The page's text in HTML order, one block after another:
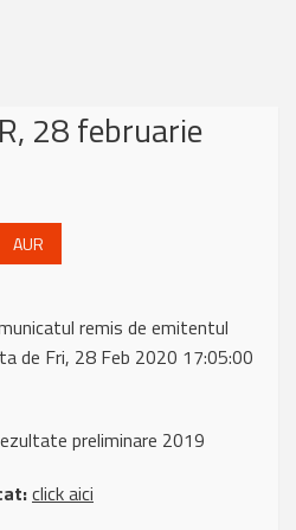
28 februarie
AUR
remis de emitentul
de Fri, 28 Feb 2020 17:05:00
preliminare 2019
click aici